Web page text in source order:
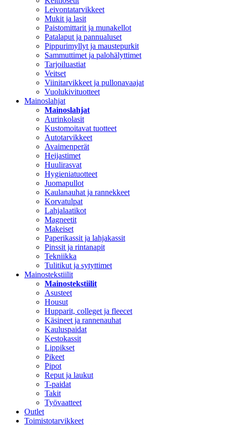
Leivontatarvikkeet
Mukit ja lasit
Paistomittarit ja munakellot
Patalaput ja pannualuset
Pippurimyllyt ja maustepurkit
Sammuttimet ja palohälyttimet
Tarjoiluastiat
Veitset
Viinitarvikkeet ja pullonavaajat
Vuolukivituotteet
Mainoslahjat
Mainoslahjat
Aurinkolasit
Kustomoitavat tuotteet
Autotarvikkeet
Avaimenperät
Heijastimet
Huulirasvat
Hygieniatuotteet
Juomapullot
Kaulanauhat ja rannekkeet
Korvatulpat
Lahjalaatikot
Magneetit
Makeiset
Paperikassit ja lahjakassit
Pinssit ja rintanapit
Tekniikka
Tulitikut ja sytyttimet
Mainostekstiilit
Mainostekstiilit
Asusteet
Housut
Hupparit, colleget ja fleecet
Käsineet ja rannenauhat
Kauluspaidat
Kestokassit
Lippikset
Pikeet
Pipot
Reput ja laukut
T-paidat
Takit
Työvaatteet
Outlet
Toimistotarvikkeet